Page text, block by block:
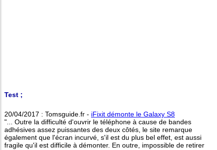
Test ;
20/04/2017 : Tomsguide.fr - iFixit démonte le Galaxy S8
"... Outre la difficulté d'ouvrir le téléphone à cause de bandes
adhésives assez puissantes des deux côtés, le site remarque
également que l'écran incurvé, s'il est du plus bel effet, est aussi
fragile qu'il est difficile à démonter. En outre, impossible de retirer